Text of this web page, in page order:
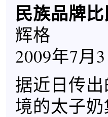
民族品牌
辉格
2009年7月
据近日传
境的太子